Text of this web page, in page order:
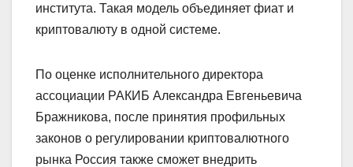
института. Такая модель объединяет фиат и
криптовалюту в одной системе.
По оценке исполнительного директора
ассоциации РАКИБ Александра Евгеньевича
Бражникова, после принятия профильных
законов о регулировании криптовалютного
рынка Россия также сможет внедрить